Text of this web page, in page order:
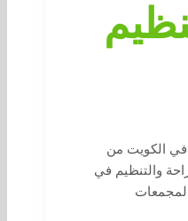
الكويت من
والتنظيم في